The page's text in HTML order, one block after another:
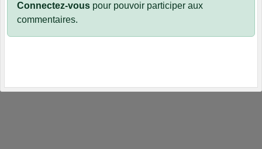
Connectez-vous pour pouvoir participer aux
commentaires.